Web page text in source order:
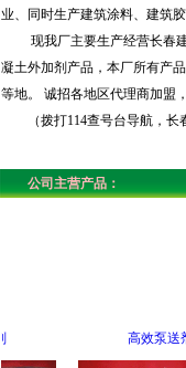
业、同时生产建筑涂料、建筑
现我厂主要生产经营长春建
凝土外加剂产品，本厂所有产
等地。 诚招各地区代理商加盟
（拨打114查号台导航，长
公司主营产品：
高效泵送剂